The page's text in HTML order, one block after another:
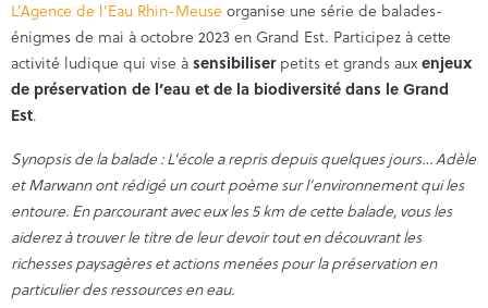
L’Agence de l’Eau Rhin-Meuse organise une série de balades-
énigmes de mai à octobre 2023 en Grand Est. Participez à cette
activité ludique qui vise àsensibiliserpetits et grands auxenjeux
de préservation de l’eau et de la biodiversité dans le Grand
Est.
Synopsis de la balade : L’école a repris depuis quelques jours… Adèle
et Marwann ont rédigé un court poème sur l’environnement qui les
entoure. En parcourant avec eux les 5 km de cette balade, vous les
aiderez à trouver le titre de leur devoir tout en découvrant les
richesses paysagères et actions menées pour la préservation en
particulier des ressources en eau.